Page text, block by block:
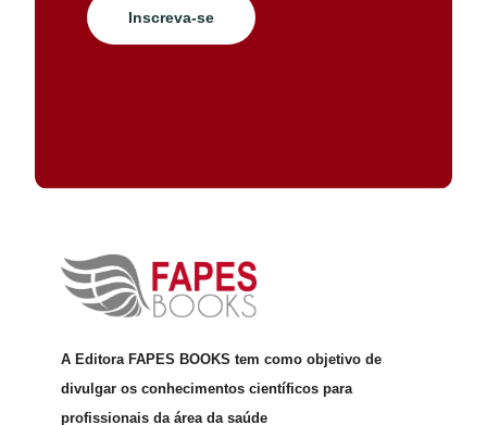
Inscreva-se
A Editora FAPES BOOKS tem como objetivo de
divulgar os conhecimentos científicos para
profissionais da área da saúde